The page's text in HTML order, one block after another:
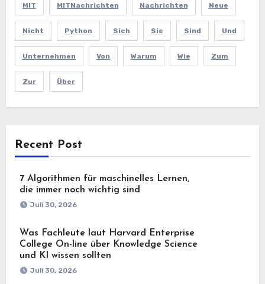
MIT MITNachrichten Nachrichten Neue
Nicht Python Sich Sie Sind Und
Unternehmen Von Warum Wie Zum
Zur Über
Recent Post
7 Algorithmen für maschinelles Lernen,
die immer noch wichtig sind
Juli 30, 2026
Was Fachleute laut Harvard Enterprise
College On-line über Knowledge Science
und KI wissen sollten
Juli 30, 2026